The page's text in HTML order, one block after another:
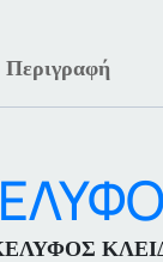
Περιγραφή